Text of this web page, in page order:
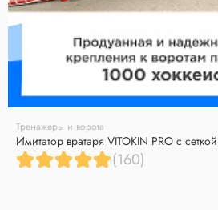
Тренажеры и ворота
Имитатор вратаря VITOKIN PRO с сеткой
(160)